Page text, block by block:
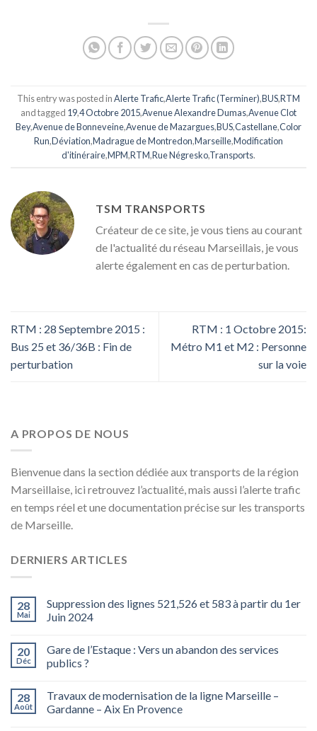
This entry was posted inAlerte Trafic,Alerte Trafic (Terminer),BUS,RTM
and tagged 19,4 Octobre 2015,Avenue Alexandre Dumas,Avenue Clot
Bey,Avenue de Bonneveine,Avenue de Mazargues,BUS,Castellane,Color
Run,Déviation,Madrague de Montredon,Marseille,Modification
d'itinéraire,MPM,RTM,Rue Négresko,Transports.
TSM TRANSPORTS
Créateur de ce site, je vous tiens au courant
de l'actualité du réseau Marseillais, je vous
alerte également en cas de perturbation.
RTM : 28 Septembre 2015 :
Bus 25 et 36/36B : Fin de
perturbation
RTM : 1 Octobre 2015:
Métro M1 et M2 : Personne
sur la voie
A PROPOS DE NOUS
Bienvenue dans la section dédiée aux transports de la région
Marseillaise, ici retrouvez l’actualité, mais aussi l’alerte trafic
en temps réel et une documentation précise sur les transports
de Marseille.
DERNIERS ARTICLES
28
Mai
Suppression des lignes 521,526 et 583 à partir du 1er
Juin 2024
20
Déc
Gare de l’Estaque : Vers un abandon des services
publics ?
28
Août
Travaux de modernisation de la ligne Marseille –
Gardanne – Aix En Provence